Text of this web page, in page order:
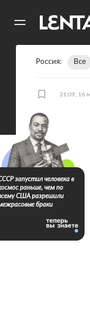
Россия Все
21:09, 16
запустил человека в
раньше, чем по
США разрешили
браки